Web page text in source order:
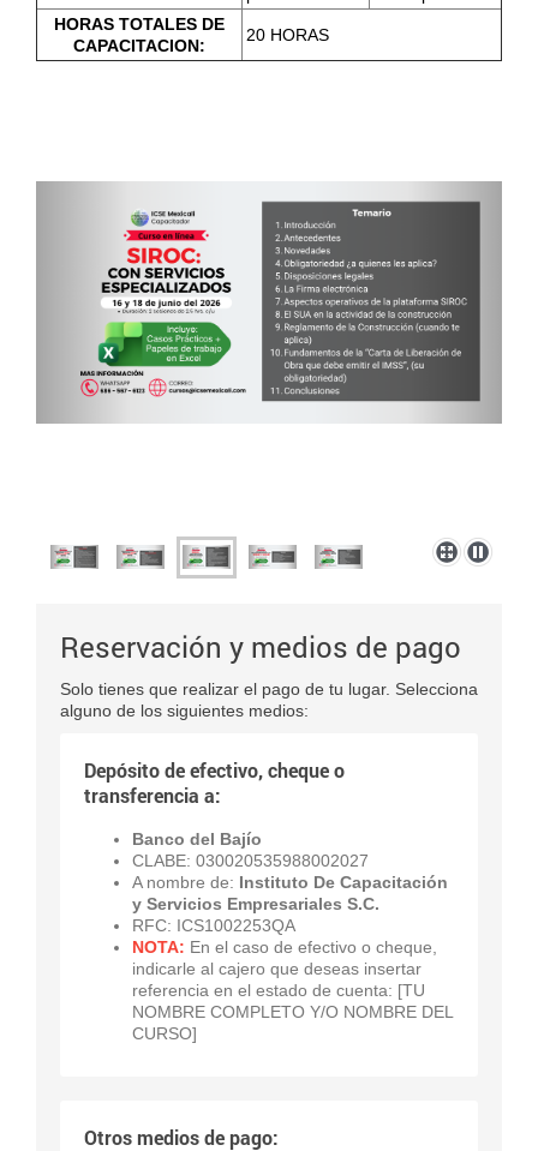
HORAS TOTALES DE
CAPACITACION:
20 HORAS
Reservación y medios de pago
Solo tienes que realizar el pago de tu lugar. Selecciona
alguno de los siguientes medios:
Depósito de efectivo, cheque o
transferencia a:
Banco del Bajío
CLABE: 030020535988002027
A nombre de: Instituto De Capacitación
y Servicios Empresariales S.C.
RFC: ICS1002253QA
NOTA: En el caso de efectivo o cheque,
indicarle al cajero que deseas insertar
referencia en el estado de cuenta: [TU
NOMBRE COMPLETO Y/O NOMBRE DEL
CURSO]
Otros medios de pago: